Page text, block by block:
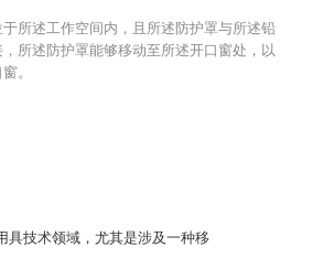
具技术领域，尤其是涉及一种移
所述工作空间内，且所述防护罩与所述铅
所述防护罩能够移动至所述开口窗处，以
。